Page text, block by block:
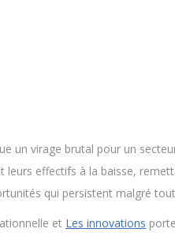
un virage brutal pour un
effectifs à la baisse,
qui persistent malgré
et Les innovations